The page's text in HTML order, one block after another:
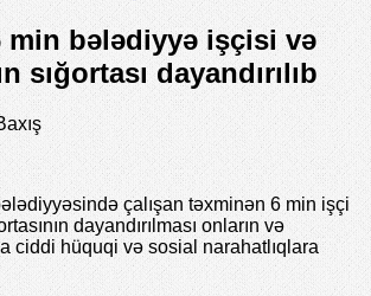
min bələdiyyə işçisi və
sığortası dayandırılıb
çalışan təxminən 6 min işçi
dayandırılması onların və
ciddi hüquqi və sosial narahatlıqlara